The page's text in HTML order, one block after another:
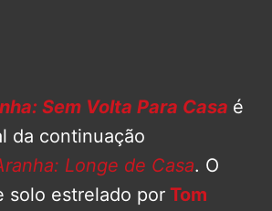
Sem Volta Para Casa é
da continuação
Longe de Casa. O
solo estrelado por Tom